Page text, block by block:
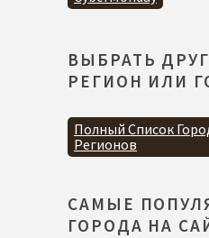
ВЫБРАТЬ
РЕГИОН ИЛИ
Полный Список
Регионов
САМЫЕ
ГОРОДА НА